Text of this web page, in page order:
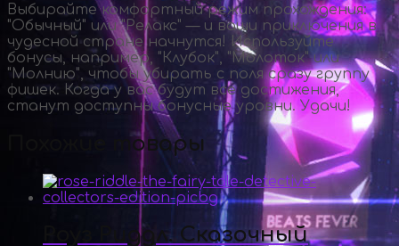
Выбирайте комфортный режим прохождения:
"Обычный" или "Релакс" — и ваши приключения в
чудесной стране начнутся! Используйте
бонусы, например, "Клубок", "Молоток" или
"Молнию", чтобы убирать с поля сразу группу
фишек. Когда у вас будут все достижения,
станут доступны бонусные уровни. Удачи!
Похожие товары
Роуз Риддл. Сказочный